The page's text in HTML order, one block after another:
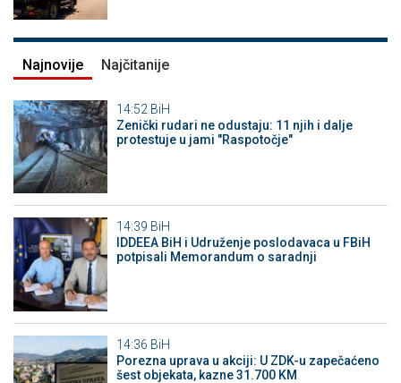
Najnovije Najčitanije
14:52 BiH
Zenički rudari ne odustaju: 11 njih i dalje
protestuje u jami "Raspotočje"
14:39 BiH
IDDEEA BiH i Udruženje poslodavaca u FBiH
potpisali Memorandum o saradnji
14:36 BiH
Porezna uprava u akciji: U ZDK-u zapečaćeno
šest objekata, kazne 31.700 KM